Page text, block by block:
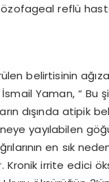
reflü
belirtisinin
Yaman, “ Bu
dışında atipik
yayılabilen göğüs
en sık
Kronik irrite edici